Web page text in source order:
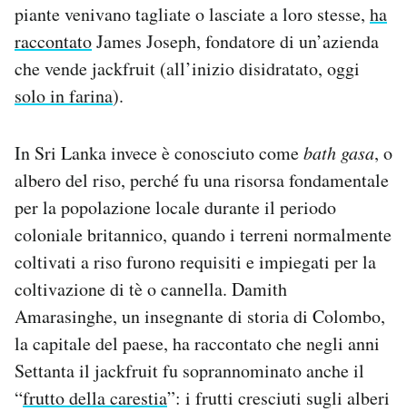
piante venivano tagliate o lasciate a loro stesse, ha
raccontatoJames Joseph, fondatore di un’azienda
che vende jackfruit (all’inizio disidratato, oggi
solo in farina).
In Sri Lanka invece è conosciuto comebath gasa, o
albero del riso, perché fu una risorsa fondamentale
per la popolazione locale durante il periodo
coloniale britannico, quando i terreni normalmente
coltivati a riso furono requisiti e impiegati per la
coltivazione di tè o cannella. Damith
Amarasinghe, un insegnante di storia di Colombo,
la capitale del paese, ha raccontato che negli anni
Settanta il jackfruit fu soprannominato anche il
“frutto della carestia”: i frutti cresciuti sugli alberi